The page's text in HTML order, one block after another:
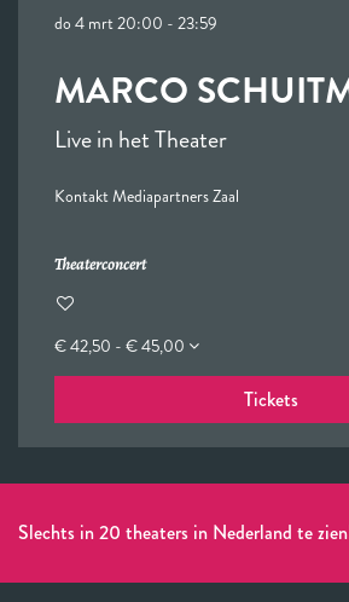
MARCO
Live in het Theater
do 4 mrt20:00 - 23:59
Kontakt Mediapartners Zaal
Theaterconcert
€ 42,50 - € 45,00
Tickets
Slechts in 20 theaters in Nederland te